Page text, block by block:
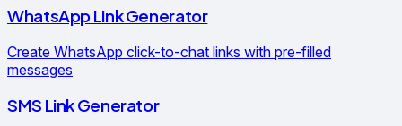
WhatsApp Link Generator
Create WhatsApp click-to-chat links with pre-filled
messages
SMS Link Generator